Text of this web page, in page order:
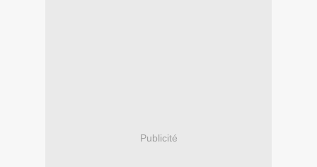
Publicité